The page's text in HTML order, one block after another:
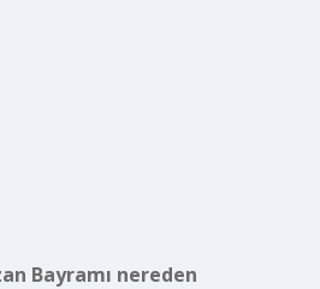
Bayramı nereden